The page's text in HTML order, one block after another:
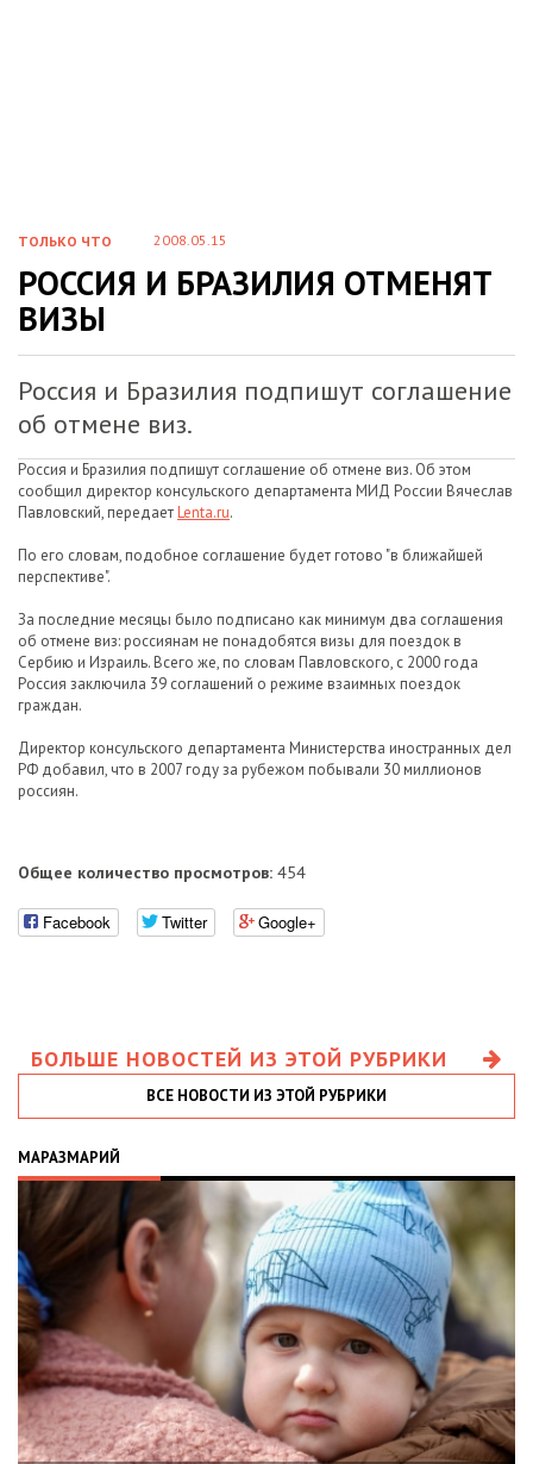
ТОЛЬКО ЧТО 2008.05.15
РОССИЯ И БРАЗИЛИЯ ОТМЕНЯТ
ВИЗЫ
Россия и Бразилия подпишут соглашение
об отмене виз.
Россия и Бразилия подпишут соглашение об отмене виз. Об этом
сообщил директор консульского департамента МИД России Вячеслав
Павловский, передаетLenta.ru.
По его словам, подобное соглашение будет готово "в ближайшей
перспективе".
За последние месяцы было подписано как минимум два соглашения
об отмене виз: россиянам не понадобятся визы для поездок в
Сербию и Израиль. Всего же, по словам Павловского, с 2000 года
Россия заключила 39 соглашений о режиме взаимных поездок
граждан.
Директор консульского департамента Министерства иностранных дел
РФ добавил, что в 2007 году за рубежом побывали 30 миллионов
россиян.
Общее количество просмотров: 454
Facebook Twitter Google+
БОЛЬШЕ НОВОСТЕЙ ИЗ ЭТОЙ РУБРИКИ
ВСЕ НОВОСТИ ИЗ ЭТОЙ РУБРИКИ
МАРАЗМАРИЙ